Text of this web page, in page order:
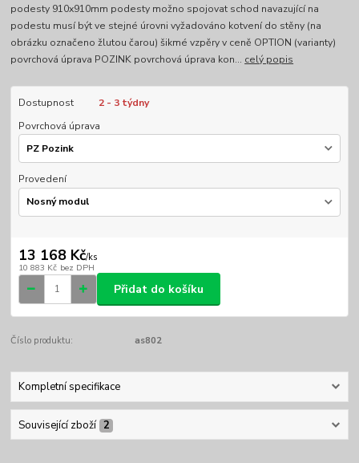
podesty 910x910mm podesty možno spojovat schod navazující na
podestu musí být ve stejné úrovni vyžadováno kotvení do stěny (na
obrázku označeno žlutou čarou) šikmé vzpěry v ceně OPTION (varianty)
povrchová úprava POZINK povrchová úprava kon... celý popis
Dostupnost
2 - 3 týdny
Povrchová úprava
Provedení
13 168 Kč/ks
10 883 Kč bez DPH
Přidat do košíku
Číslo produktu: as802
Kompletní specifikace
Související zboží 2